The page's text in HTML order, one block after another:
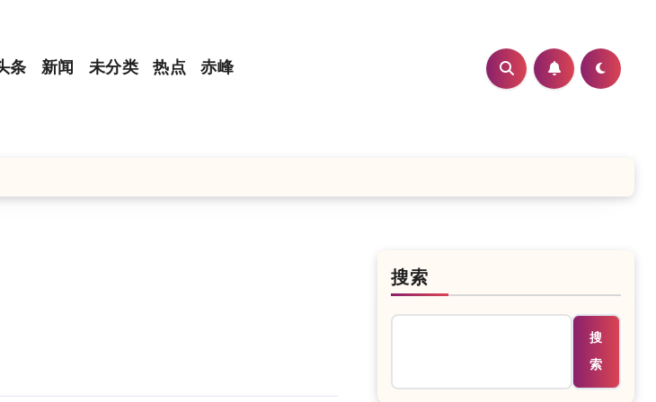
条 新闻 未分类 热点 赤峰
搜索
搜
索